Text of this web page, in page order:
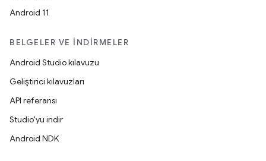
Android 11
BELGELER VE İNDIRMELER
Android Studio kılavuzu
Geliştirici kılavuzları
API referansı
Studio'yu indir
Android NDK